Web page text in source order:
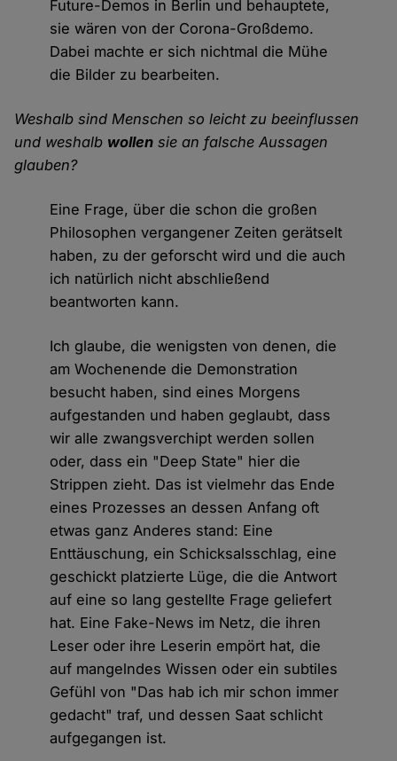
Future-Demos in Berlin und behauptete,
sie wären von der Corona-Großdemo.
Dabei machte er sich nichtmal die Mühe
die Bilder zu bearbeiten.
Weshalb sind Menschen so leicht zu beeinflussen
und weshalb wollen sie an falsche Aussagen
glauben?
Eine Frage, über die schon die großen
Philosophen vergangener Zeiten gerätselt
haben, zu der geforscht wird und die auch
ich natürlich nicht abschließend
beantworten kann.
Ich glaube, die wenigsten von denen, die
am Wochenende die Demonstration
besucht haben, sind eines Morgens
aufgestanden und haben geglaubt, dass
wir alle zwangsverchipt werden sollen
oder, dass ein "Deep State" hier die
Strippen zieht. Das ist vielmehr das Ende
eines Prozesses an dessen Anfang oft
etwas ganz Anderes stand: Eine
Enttäuschung, ein Schicksalsschlag, eine
geschickt platzierte Lüge, die die Antwort
auf eine so lang gestellte Frage geliefert
hat. Eine Fake-News im Netz, die ihren
Leser oder ihre Leserin empört hat, die
auf mangelndes Wissen oder ein subtiles
Gefühl von "Das hab ich mir schon immer
gedacht" traf, und dessen Saat schlicht
aufgegangen ist.